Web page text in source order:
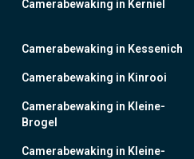
Camerabewaking in Kerniel
Camerabewaking in Kessenich
Camerabewaking in Kinrooi
Camerabewaking in Kleine-
Brogel
Camerabewaking in Kleine-